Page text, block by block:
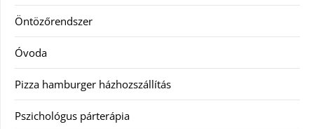
Öntözőrendszer
Óvoda
Pizza hamburger házhozszállítás
Pszichológus párterápia